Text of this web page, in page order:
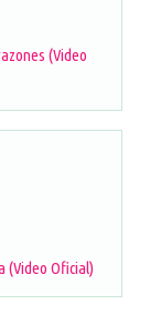
(Video
(Video Oficial)